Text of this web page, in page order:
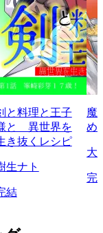
と料理と王子
と 異世界を
き抜くレシピ
生ナト
結
魔
め
大
完